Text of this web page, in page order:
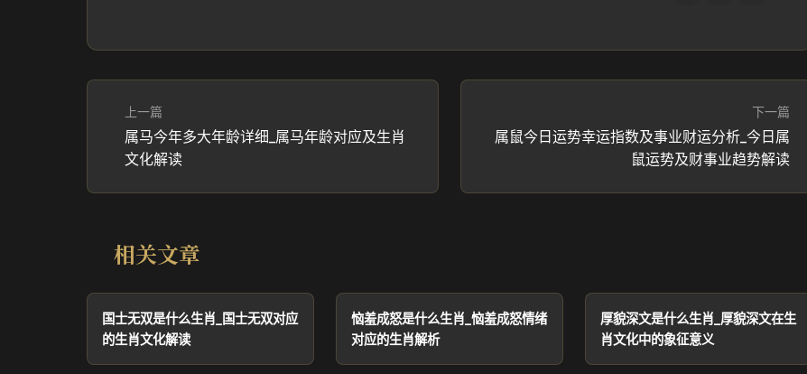
上一篇
属马今年多大年龄详细_属马年龄对应及生肖
文化解读
下一篇
属鼠今日运势幸运指数及事业财运分析_今日属
鼠运势及财事业趋势解读
相关文章
国士无双是什么生肖_国士无双对应
的生肖文化解读
恼羞成怒是什么生肖_恼羞成怒情绪
对应的生肖解析
厚貌深文是什么生肖_厚貌深文在生
肖文化中的象征意义